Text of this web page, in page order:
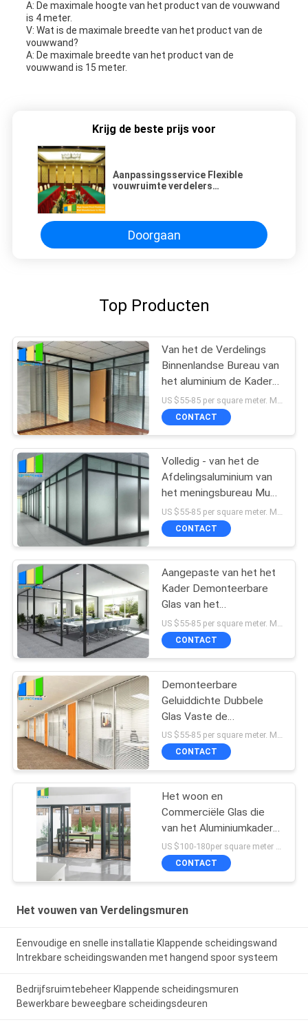
A: De maximale hoogte van het product van de vouwwand
is 4 meter.
V: Wat is de maximale breedte van het product van de
vouwwand?
A: De maximale breedte van het product van de
vouwwand is 15 meter.
Krijg de beste prijs voor
Aanpassingsservice Flexible
vouwruimte verdelers
Doorgaan
Top Producten
Van het de Verdelings
Binnenlandse Bureau van
het aluminium de Kader
Vaste Glas Muur van de
de Scheidingsverdeling
US $55-85 per square meter. MOQ:Geen MOQ, 1 vierkante ook beschikbare meter.
CONTACT
Volledig - van het de
Afdelingsaluminium van
het meningsbureau Muur
van de het Kader de Glas
Vaste Verdeling voor
Vergaderzaal
US $55-85 per square meter. MOQ:Geen MOQ, 1 vierkante ook beschikbare meter.
CONTACT
Aangepaste van het het
Kader Demonteerbare
Glas van het
Bureaualuminium de
Verdelings Volledige
Hoogte
US $55-85 per square meter. MOQ:Geen MOQ, 1 vierkante ook beschikbare meter.
CONTACT
Demonteerbare
Geluiddichte Dubbele
Glas Vaste de
Verdelingsmuren van de
Bureauverdeling met
Aluminiumkader
US $55-85 per square meter. MOQ:Geen MOQ, 1 vierkante ook beschikbare meter.
CONTACT
Het woon en
Commerciële Glas die
van het Aluminiumkader
Bifold-Deurprijs glijden
US $100-180per square meter MOQ:Geen MOQ, 1 vierkante ook beschikbare meter
CONTACT
Het vouwen van Verdelingsmuren
Eenvoudige en snelle installatie Klappende scheidingswand
Intrekbare scheidingswanden met hangend spoor systeem
Bedrijfsruimtebeheer Klappende scheidingsmuren
Bewerkbare beweegbare scheidingsdeuren